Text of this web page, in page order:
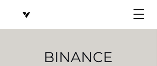
BINANCE